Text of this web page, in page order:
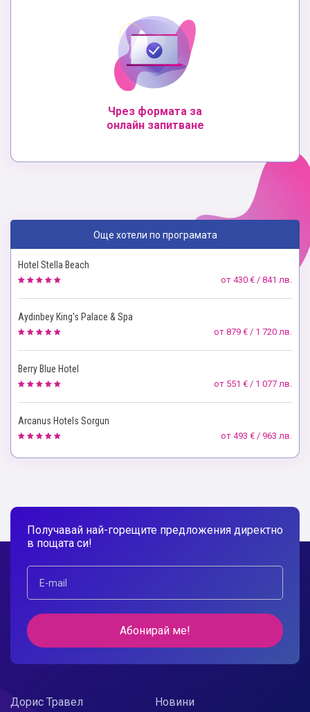
Чрез формата за
онлайн запитване
Още хотели по програмата
Hotel Stella Beach
от 430 € / 841 лв.
Aydinbey King's Palace & Spa
от 879 € / 1 720 лв.
Berry Blue Hotel
от 551 € / 1 077 лв.
Arcanus Hotels Sorgun
от 493 € / 963 лв.
Получавай най-горещите предложения директно
в пощата си!
Абонирай ме!
Дорис Травел Новини